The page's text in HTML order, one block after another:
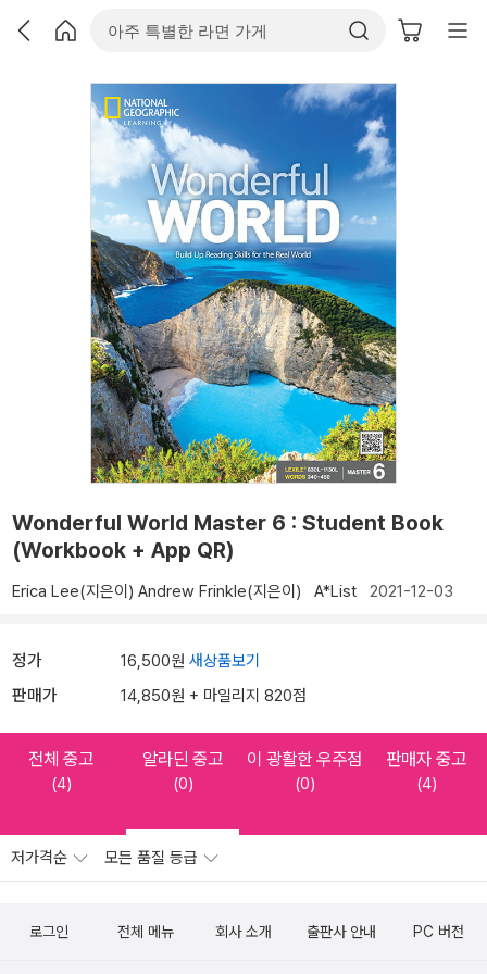
Wonderful World Master 6 : Student Book
(Workbook + App QR)
Erica Lee(지은이) Andrew Frinkle(지은이) A*List 2021-12-03
정가 16,500원 새상품보기
판매가 14,850원 + 마일리지 820점
전체 중고
(4)
알라딘 중고
(0)
이 광활한 우주점
(0)
판매자 중고
(4)
저가격순 모든 품질 등급
로그인 전체 메뉴 회사 소개 출판사 안내 PC 버전